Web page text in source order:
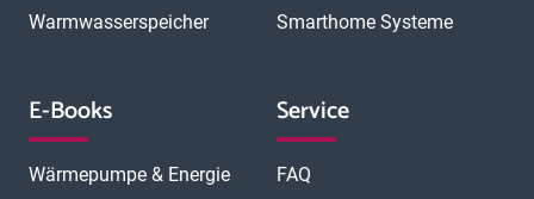
Warmwasserspeicher
Smarthome Systeme
E-Books
Wärmepumpe & Energie
Service
FAQ